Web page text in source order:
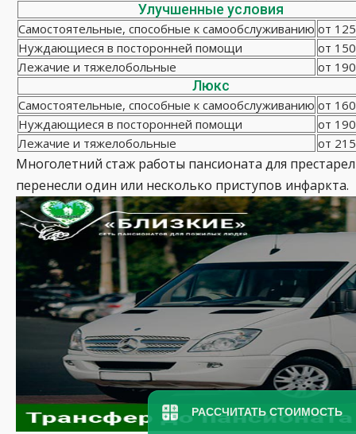
РАССЧИТАТЬ СТОИМОСТЬ
Улучшенные условия
Самостоятельные, способные к самообслуживанию от
Нуждающиеся в посторонней помощи
от
Лежачие и тяжелобольные
от
Люкс
Самостоятельные, способные к самообслуживанию от
Нуждающиеся в посторонней помощи
от
Лежачие и тяжелобольные
от
Многолетний стаж работы пансионата для
перенесли один или несколько приступов инфаркта.